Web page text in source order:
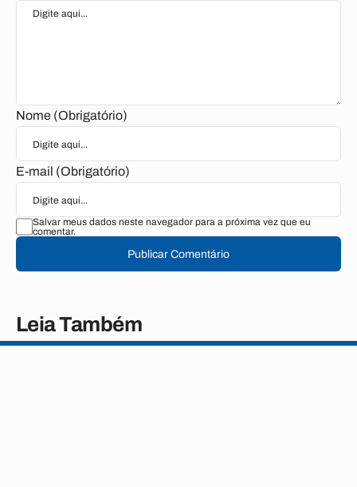
Nome (Obrigatório)
E-mail (Obrigatório)
Salvar meus dados neste navegador para a próxima vez que eu
comentar.
Publicar Comentário
Leia Também